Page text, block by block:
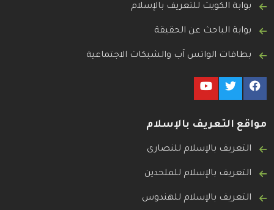
بوابة الكويت للتعريف بالإسلام
بوابة الباحث عن الحقيقة
بطاقات الواتس آب والشبكات الاجتماعية
مواقع التعريف بالإسلام
التعريف بالإسلام للنصارى
التعريف بالإسلام للملحدين
التعريف بالإسلام للهندوس